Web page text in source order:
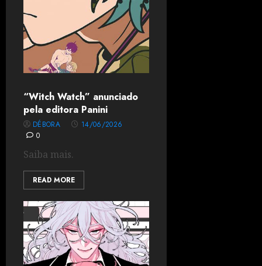
“Witch Watch” anunciado
pela editora Panini
DÉBORA
14/06/2026
0
Saiba mais.
READ MORE